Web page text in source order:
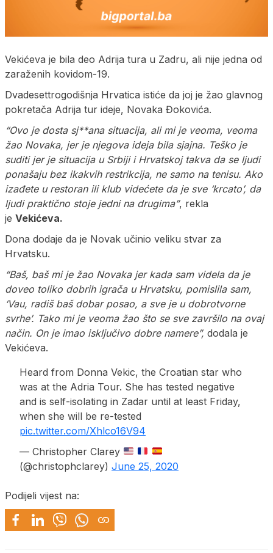
Vekićeva je bila deo Adrija tura u Zadru, ali nije jedna od
zaraženih kovidom-19.
Dvadesettrogodišnja Hrvatica istiće da joj je žao glavnog
pokretača Adrija tur ideje, Novaka Đokovića.
“Ovo je dosta sj**ana situacija, ali mi je veoma, veoma
žao Novaka, jer je njegova ideja bila sjajna. Teško je
suditi jer je situacija u Srbiji i Hrvatskoj takva da se ljudi
ponašaju bez ikakvih restrikcija, ne samo na tenisu. Ako
izađete u restoran ili klub videćete da je sve ‘krcato’, da
ljudi praktično stoje jedni na drugima”, rekla
je Vekićeva.
Dona dodaje da je Novak učinio veliku stvar za
Hrvatsku.
“Baš, baš mi je žao Novaka jer kada sam videla da je
doveo toliko dobrih igrača u Hrvatsku, pomislila sam,
‘Vau, radiš baš dobar posao, a sve je u dobrotvorne
svrhe’. Tako mi je veoma žao što se sve završilo na ovaj
način. On je imao isključivo dobre namere”, dodala je
Vekićeva.
Heard from Donna Vekic, the Croatian star who
was at the Adria Tour. She has tested negative
and is self-isolating in Zadar until at least Friday,
when she will be re-tested
pic.twitter.com/Xhlco16V94
— Christopher Clarey
(@christophclarey) June 25, 2020
Podijeli vijest na: